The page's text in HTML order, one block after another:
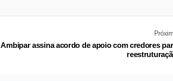
Ambipar assina acordo de apoio com credores